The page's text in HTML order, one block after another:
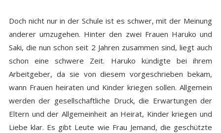
Doch nicht nur in der Schule ist es schwer, mit der Meinung
anderer umzugehen. Hinter den zwei Frauen Haruko und
Saki, die nun schon seit 2 Jahren zusammen sind, liegt auch
schon eine schwere Zeit. Haruko kündigte bei ihrem
Arbeitgeber, da sie von diesem vorgeschrieben bekam,
wann Frauen heiraten und Kinder kriegen sollen. Allgemein
werden der gesellschaftliche Druck, die Erwartungen der
Eltern und der Allgemeinheit an Heirat, Kinder kriegen und
Liebe klar. Es gibt Leute wie Frau Jemand, die geschützte